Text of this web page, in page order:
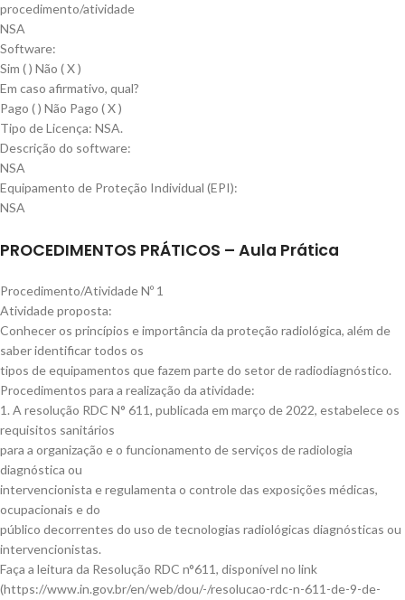
procedimento/atividade
NSA
Software:
Sim ( ) Não ( X )
Em caso afirmativo, qual?
Pago ( ) Não Pago ( X )
Tipo de Licença: NSA.
Descrição do software:
NSA
Equipamento de Proteção Individual (EPI):
NSA
PROCEDIMENTOS PRÁTICOS – Aula Prática
Procedimento/Atividade Nº 1
Atividade proposta:
Conhecer os princípios e importância da proteção radiológica, além de
saber identificar todos os
tipos de equipamentos que fazem parte do setor de radiodiagnóstico.
Procedimentos para a realização da atividade:
1. A resolução RDC N° 611, publicada em março de 2022, estabelece os
requisitos sanitários
para a organização e o funcionamento de serviços de radiologia
diagnóstica ou
intervencionista e regulamenta o controle das exposições médicas,
ocupacionais e do
público decorrentes do uso de tecnologias radiológicas diagnósticas ou
intervencionistas.
Faça a leitura da Resolução RDC n°611, disponível no link
(https://www.in.gov.br/en/web/dou/-/resolucao-rdc-n-611-de-9-de-